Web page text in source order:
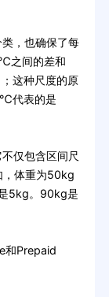
，也确保了每
之间的差和
这种尺度的原
代表的是
仅包含区间尺
，体重为50kg
5kg。90kg是
Prepaid